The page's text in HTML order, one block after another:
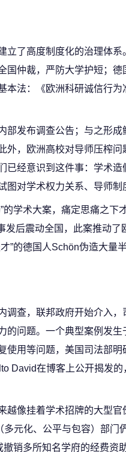
了高度制度化的治理体系
仲裁，严防大学护短；
本法：《欧洲科研诚信行
发布调查公告；与之形
，欧洲高校对导师压榨
经意识到这件事：学术造
对学术权力关系、导师制
学术大案，痛定思痛之下
后震动全国，此案推动
”的德国人Schön伪造大量
查，联邦政府开始介入
问题。一个典型案例发
用等问题，美国司法部明
David在博客上公开揭发
像挂着学术招牌的大型
元化、公平与包容）部门
销多所知名学府的经费资